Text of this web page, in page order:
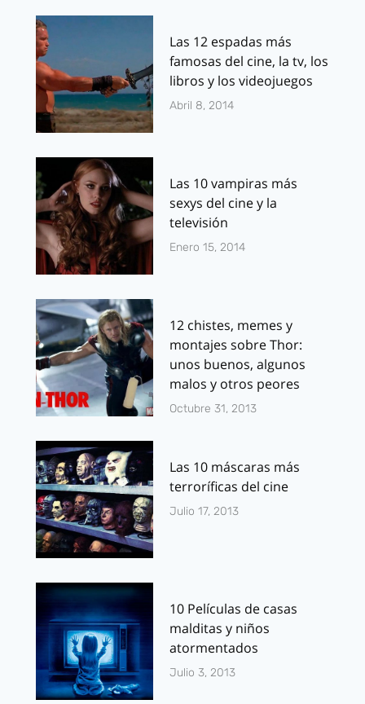
Las 12 espadas más
famosas del cine, la tv, los
libros y los videojuegos
Abril 8, 2014
Las 10 vampiras más
sexys del cine y la
televisión
Enero 15, 2014
12 chistes, memes y
montajes sobre Thor:
unos buenos, algunos
malos y otros peores
Octubre 31, 2013
Las 10 máscaras más
terroríficas del cine
Julio 17, 2013
10 Películas de casas
malditas y niños
atormentados
Julio 3, 2013